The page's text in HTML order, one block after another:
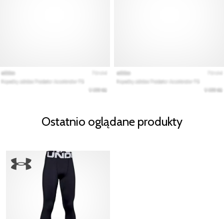
Ostatnio oglądane produkty